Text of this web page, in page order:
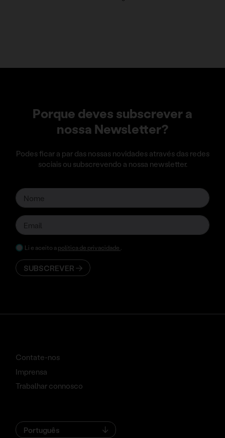
Porque deves subscrever a
nossa Newsletter?
Podes ficar a par das nossas novidades através das redes
sociais ou subscrevendo a nossa newsletter.
Li e aceito a política de privacidade .
SUBSCREVER
Contate-nos
Imprensa
Trabalhar connosco
Português